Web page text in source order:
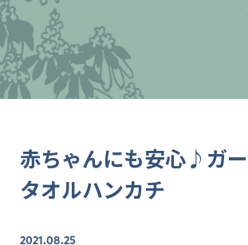
赤ちゃんにも安心♪ガ
タオルハンカチ
2021.08.25